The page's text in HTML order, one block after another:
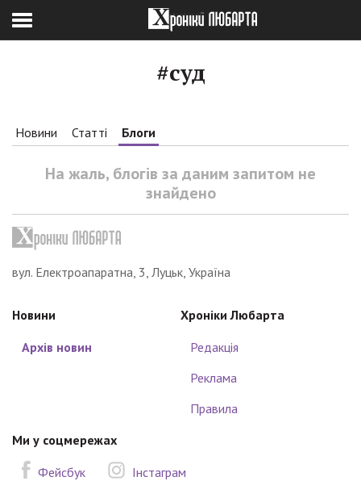
#суд
Новини Статті Блоги
На жаль, блогів за даним запитом не
знайдено
вул. Електроапаратна, 3, Луцьк, Україна
Новини
Архів новин
Хроніки Любарта
Редакція
Реклама
Правила
Ми у соцмережах
Фейсбук
Інстаграм